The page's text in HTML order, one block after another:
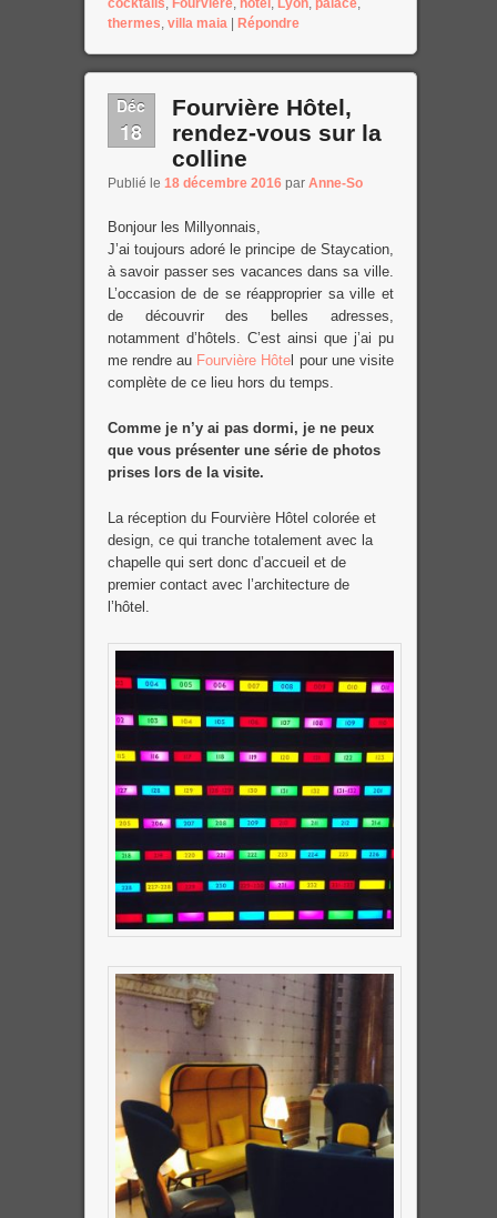
cocktails, Fourviere, hotel , Lyon, palace,
thermes, villa maia Répondre
Déc
18
Fourvière Hôtel,
rendez-vous sur la
colline
Publié le 18 décembre 2016 par Anne-So
Bonjour les Millyonnais,
J’ai toujours adoré le principe de Staycation,
à savoir passer ses vacances dans sa ville.
L’occasion de de se réapproprier sa ville et
de découvrir des belles adresses,
notamment d’hôtels. C’est ainsi que j’ai pu
me rendre au Fourvière Hôte l pour une visite
complète de ce lieu hors du temps.
Comme je n’y ai pas dormi, je ne peux
que vous présenter une série de photos
prises lors de la visite.
La réception du Fourvière Hôtel colorée et
design, ce qui tranche totalement avec la
chapelle qui sert donc d’accueil et de
premier contact avec l’architecture de
l’hôtel.